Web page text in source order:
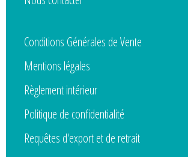
Conditions Générales de Vente
Mentions légales
Règlement intérieur
Politique de confidentialité
Requêtes d'export et de retrait